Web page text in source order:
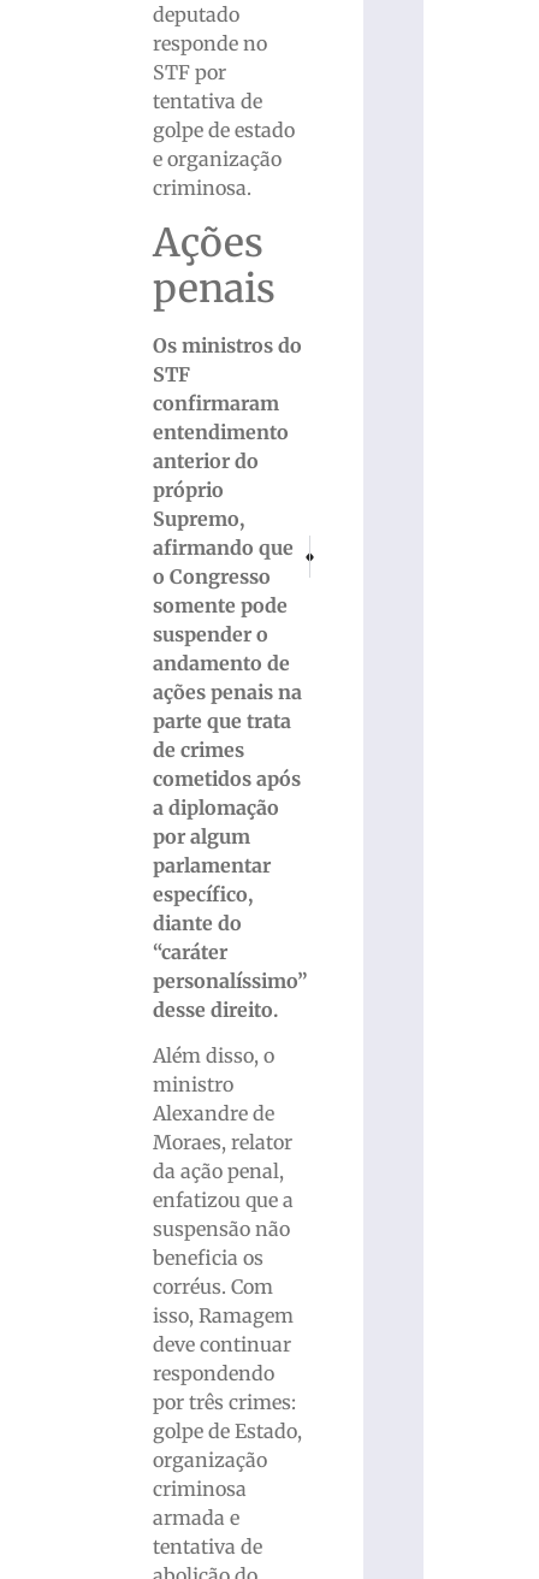
deputado
responde no
STF por
tentativa de
golpe de estado
e organização
criminosa.
Ações
penais
Os ministros do
STF
confirmaram
entendimento
anterior do
próprio
Supremo,
afirmando que
o Congresso
somente pode
suspender o
andamento de
ações penais na
parte que trata
de crimes
cometidos após
a diplomação
por algum
parlamentar
específico,
diante do
“caráter
personalíssimo”
desse direito.
Além disso, o
ministro
Alexandre de
Moraes, relator
da ação penal,
enfatizou que a
suspensão não
beneficia os
corréus. Com
isso, Ramagem
deve continuar
respondendo
por três crimes:
golpe de Estado,
organização
criminosa
armada e
tentativa de
PRÓXIMO